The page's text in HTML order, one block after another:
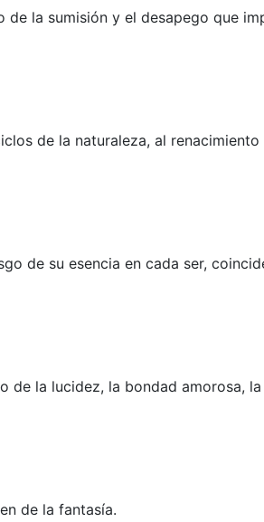
de la sumisión y el desapego que
de la naturaleza, al renacimiento
de su esencia en cada ser,
de la lucidez, la bondad amorosa,
de la fantasía.